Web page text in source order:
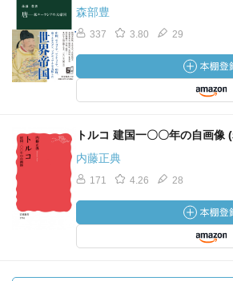
森部豊
337 3.80 29
トルコ 建国一〇〇年の自画像
内藤正典
171 4.26 28